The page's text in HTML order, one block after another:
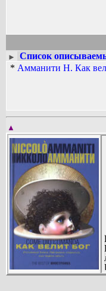
►
Список
* Амманити Н. Как
▲